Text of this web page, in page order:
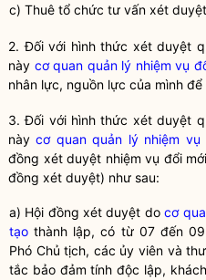
c) Thuê tổ chức tư vấn xét
2. Đối với hình thức xét duyệt
này cơ quan quản lý nhiệm vụ
nhân lực, nguồn lực của mình
3. Đối với hình thức xét duyệt
nàycơ quan quản lý nhiệm
đồng xét duyệt nhiệm vụ đổi
đồng xét duyệt) như sau:
a) Hội đồng xét duyệt docơ
tạo thành lập, có từ 07 đến
Phó Chủ tịch, các ủy viên và
tắc bảo đảm tính độc lập,